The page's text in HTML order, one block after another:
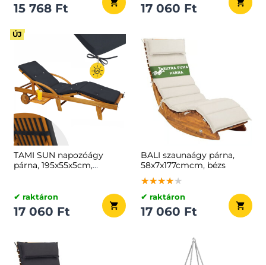
15 768 Ft 17 060 Ft
ÚJ
TAMI SUN napozóágy
párna, 195x55x5cm,
✔ raktáron
17 060 Ft
BALI szaunaágy párna,
58x7x177cmcm, bézs
★★★★★
★★★★★
★★★★★
✔ raktáron
17 060 Ft